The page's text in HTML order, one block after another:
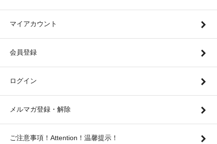
マイアカウント
会員登録
ログイン
メルマガ登録・解除
ご注意事項！Attention！温馨提示！